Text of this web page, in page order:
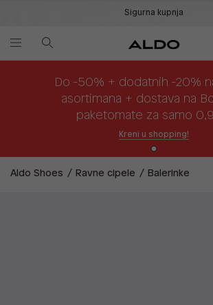
Sigurna kupnja
Do -50% + dodatnih -20%
asortimana + dostava na
paketomate za samo
Kreni u shopping!
Aldo Shoes Ravne cipele Balerinke